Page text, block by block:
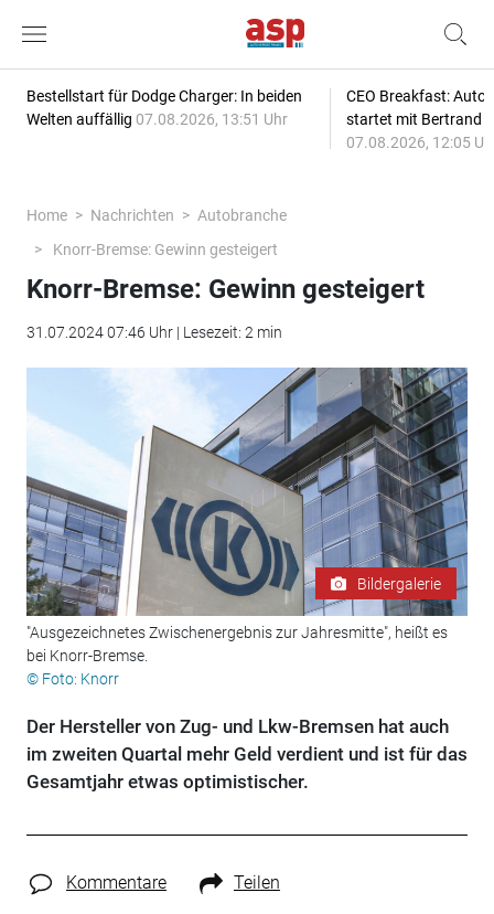
Bestellstart für Dodge Charger: In beiden
Welten auffällig 07.08.2026, 13:51 Uhr
CEO Breakfast:
startet mit Bertrand
07.08.2026, 12:05
Home Nachrichten
Autobranche
Knorr-Bremse: Gewinn gesteigert
Knorr-Bremse: Gewinn gesteigert
31.07.2024 07:46 Uhr | Lesezeit: 2 min
Bildergalerie
"Ausgezeichnetes Zwischenergebnis zur Jahresmitte", heißt es
bei Knorr-Bremse.
© Foto: Knorr
Der Hersteller von Zug- und Lkw-Bremsen hat auch
im zweiten Quartal mehr Geld verdient und ist für das
Gesamtjahr etwas optimistischer.
Kommentare Teilen